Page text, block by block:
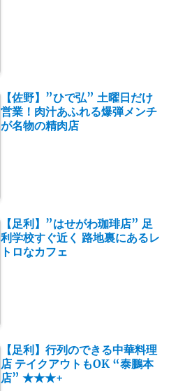
【佐野】”ひで弘” 土曜日だけ
営業！肉汁あふれる爆弾メンチ
が名物の精肉店
【足利】”はせがわ珈琲店” 足
利学校すぐ近く 路地裏にあるレ
トロなカフェ
【足利】行列のできる中華料理
店 テイクアウトもOK “泰鵬本
店” ★★★+